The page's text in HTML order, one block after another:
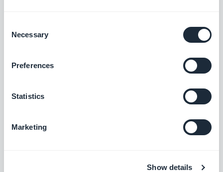
Selection
Necessary
Preferences
Statistics
Marketing
Show details
Sur la deuxième page de ce menu, vous pourrez
configurer le Profil Utilisateur, grâce à une section
Formulaire par exemple, en ajoutant différents
types de champs, ou encore en donnant la
possibilité à l’utilisateur d’y inclure sont profil